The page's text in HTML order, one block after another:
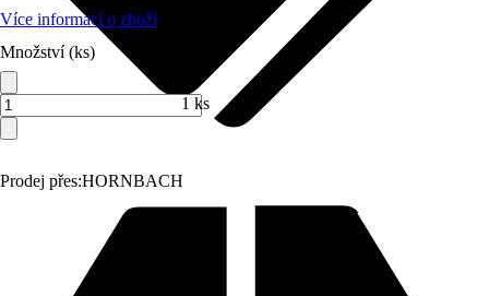
Prodej přes:HORNBACH
Více informací o zboží
Množství (ks)
1 ks